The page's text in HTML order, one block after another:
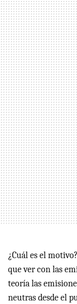
¿Cuál es el motivo?
que ver con las
teoría las
neutras desde el